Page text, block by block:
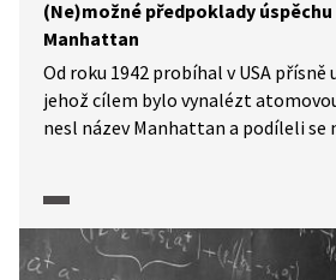
(Ne)možné předpoklady
Manhattan
Od roku 1942 probíhal v USA
jehož cílem bylo vynalézt
nesl název Manhattan a podíleli se
o tom, nakolik byl z pohledu
výsledek projektu vůbec reálný a
ekonomickým, organizačním i